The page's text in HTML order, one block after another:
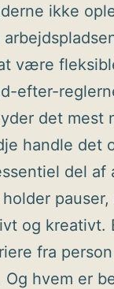
ikke
være
efter-
det mest
handle det
del af
og kreativt.
fra
Og hvem er